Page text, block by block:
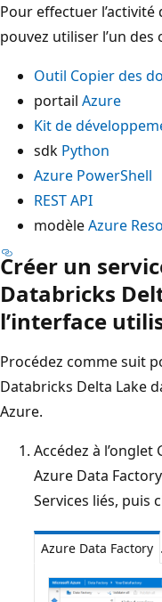
Pour effectuer
pouvez utiliser l’un
Outil Copier des
portail Azure
Kit de
sdk Python
Azure PowerShell
REST API
modèleAzure
Créer un
Databricks
l’interface
Procédez comme suit
Databricks Delta Lake
Azure.
Accédez à
Azure Data
Services liés, puis
Azure Data Factory .